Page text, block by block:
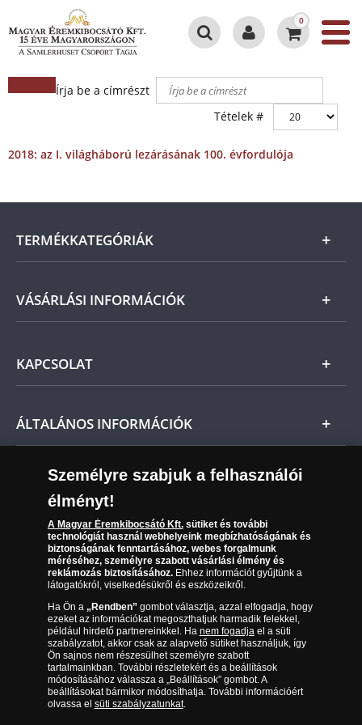
0
Írja be a címrészt
Tételek #
2018: az I. világháború lezárásának 100. évfordulója
TERMÉKKATEGÓRIÁK
Arany
Magyar
VÁSÁRLÁSI INFORMÁCIÓK
Kézbesítés
Reklamáció
Visszaküldés
Elállási űrlap
KAPCSOLAT
Ügyfélszolgálat
Leiratkozás a hírlevélről
Karrier
ÁLTALÁNOS INFORMÁCIÓK
Sütik (cookies) használata
Süti (cookies)Beállítások
Társaságunkról
Az érmék és érmek ára és értéke
Gyakran ismételt kérdések
Adatkezelés
06 80 888 889
(díjmentesen hívható hétfőtől csütörtökig 9.00 és 17.00
óra között, péntekenként 9.00 és 15.00 óra között)
Személyre szabjuk a felhasználói
élményt!
A Magyar Éremkibocsátó Kft.sütiket és további
technológiát használ webhelyeink megbízhatóságának és
biztonságának fenntartásához, webes forgalmunk
méréséhez, személyre szabott vásárlási élmény és
reklámozás biztosításához.Ehhez információt gyűjtünk a
látogatókról, viselkedésükről és eszközeikről.
Ha Ön a „Rendben”gombot választja, azzal elfogadja, hogy
ezeket az információkat megoszthatjuk harmadik felekkel,
például hirdető partnereinkkel. Ha nem fogadjael a süti
szabályzatot, akkor csak az alapvető sütiket használjuk, így
Ön sajnos nem részesülhet személyre szabott
tartalmainkban. További részletekért és a beállítások
módosításához válassza a „Beállítások” gombot. A
beállításokat bármikor módosíthatja. További információért
olvassa el süti szabályzatunkat.